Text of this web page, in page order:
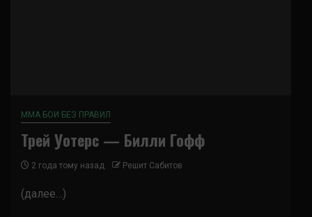
ММА БОИ БЕЗ ПРАВИЛ
Трей Уотерс — Билли Гофф
2 года тому назад Решит Сабитов
(далее…)